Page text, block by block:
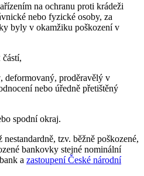
na ochranu proti krádeži
nebo fyzické osoby, za
byly v okamžiku poškození v
částí,
deformovaný, proděravělý v
nebo úředně přetištěný
spodní okraj.
tzv. běžně poškozené,
bankovky stejné nominální
a zastoupení České národní